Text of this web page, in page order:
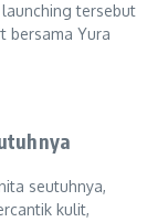
tersebut
bersama Yura
seutuhnya,
kulit,